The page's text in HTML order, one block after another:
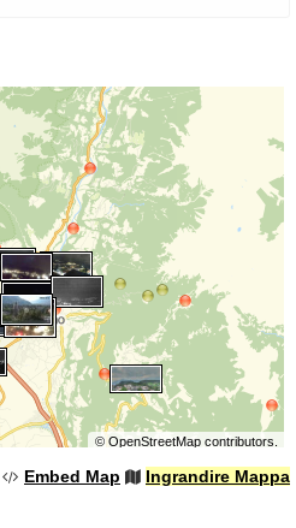
© OpenStreetMapcontributors.
Embed Map Ingrandire Mappa